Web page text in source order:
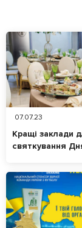
07.07.23
Кращі заклади
святкування
та Ужгороді